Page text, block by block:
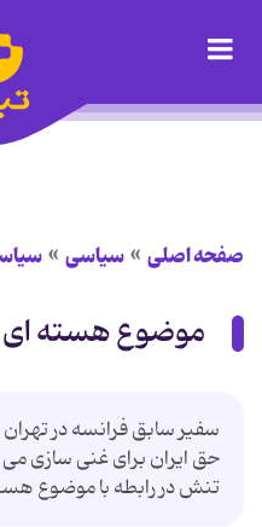
صفحه اصلی سیاسی
موضوع هسته ای
سفیر سابق فرانسه در
حق ایران برای غنی سازی می
تنش در رابطه با موضوع